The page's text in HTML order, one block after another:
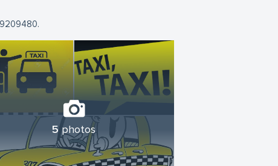
5photos